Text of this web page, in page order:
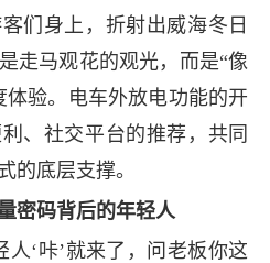
身上，折射出威海冬日
走马观花的观光，而是“像
体验。电车外放电功能的开
、社交平台的推荐，共同
的底层支撑。
密码背后的年轻人
‘咔’就来了，问老板你这